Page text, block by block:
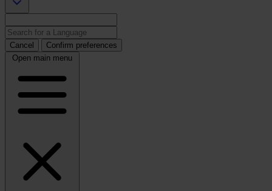
Cancel
Confirm preferences
Open main menu